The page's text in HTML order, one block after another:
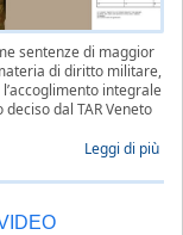
sentenze di maggior
di diritto militare,
integrale
dal TAR Veneto
Leggi di più